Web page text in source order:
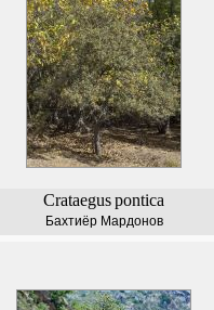
Crataeguspontica
Бахтиёр Мардонов